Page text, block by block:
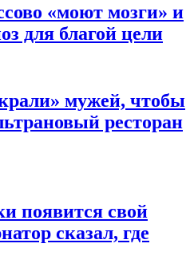
«моют мозги» и
для благой цели
мужей, чтобы
ресторан
появится свой
сказал, где